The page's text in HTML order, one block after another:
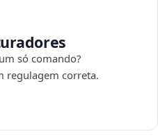
só comando?
regulagem correta.